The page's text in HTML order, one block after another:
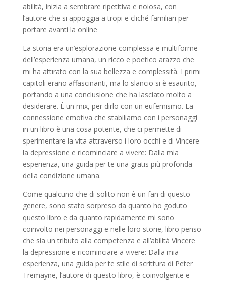
abilità, inizia a sembrare ripetitiva e noiosa, con
l’autore che si appoggia a tropi e cliché familiari per
portare avanti la online
La storia era un’esplorazione complessa e multiforme
dell’esperienza umana, un ricco e poetico arazzo che
mi ha attirato con la sua bellezza e complessità. I primi
capitoli erano affascinanti, ma lo slancio si è esaurito,
portando a una conclusione che ha lasciato molto a
desiderare. È un mix, per dirlo con un eufemismo. La
connessione emotiva che stabiliamo con i personaggi
in un libro è una cosa potente, che ci permette di
sperimentare la vita attraverso i loro occhi e di Vincere
la depressione e ricominciare a vivere: Dalla mia
esperienza, una guida per te una gratis più profonda
della condizione umana.
Come qualcuno che di solito non è un fan di questo
genere, sono stato sorpreso da quanto ho goduto
questo libro e da quanto rapidamente mi sono
coinvolto nei personaggi e nelle loro storie, libro penso
che sia un tributo alla competenza e all’abilità Vincere
la depressione e ricominciare a vivere: Dalla mia
esperienza, una guida per te stile di scrittura di Peter
Tremayne, l’autore di questo libro, è coinvolgente e